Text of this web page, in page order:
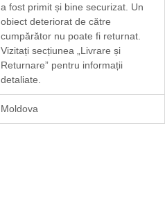
a fost primit și bine securizat. Un
obiect deteriorat de către
cumpărător nu poate fi returnat.
Vizitați secțiunea „ Livrare și
Returnare” pentru informații
detaliate.
Moldova